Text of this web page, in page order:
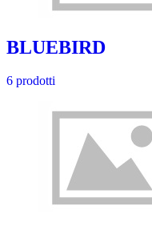
BLUEBIRD
6 prodotti